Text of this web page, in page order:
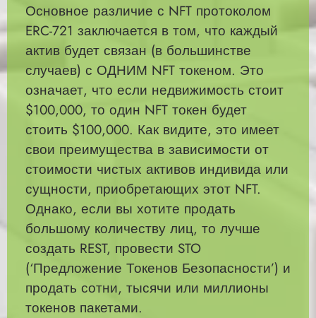
Основное различие с NFT протоколом
ERC-721 заключается в том, что каждый
актив будет связан (в большинстве
случаев) с ОДНИМ NFT токеном. Это
означает, что если недвижимость стоит
$100,000, то один NFT токен будет
стоить $100,000. Как видите, это имеет
свои преимущества в зависимости от
стоимости чистых активов индивида или
сущности, приобретающих этот NFT.
Однако, если вы хотите продать
большому количеству лиц, то лучше
создать REST, провести STO
(‘Предложение Токенов Безопасности’) и
продать сотни, тысячи или миллионы
токенов пакетами.